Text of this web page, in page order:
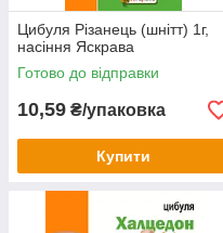
Цибуля Різанець (шнітт) 1г,
насіння Яскрава
Готово до відправки
10,59 ₴/упаковка
Купити